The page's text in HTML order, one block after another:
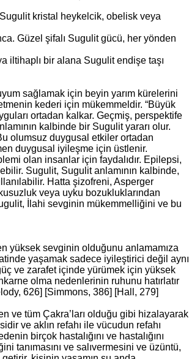
Sugulit kristal heykelcik, obelisk veya
Güzel şifalı Sugulit gücü, her yönden
iltihaplı bir alana Sugulit endişe taşı
sağlamak için beyin yarım kürelerini
kederi için mükemmeldir. “Büyük
ortadan kalkar. Geçmiş, perspektife
kalbinde bir Sugulit yararı olur.
olumsuz duygusal etkiler ortadan
duygusal iyileşme için üstlenir.
olan insanlar için faydalıdır. Epilepsi,
Sugulit, Sugulit anlamının kalbinde,
Hatta şizofreni, Asperger
veya uyku bozukluklarından
İlahi sevginin mükemmelliğini ve bu
yüksek sevginin olduğunu anlamamıza
yaşamak sadece iyileştirici değil aynı
ve zarafet içinde yürümek için yüksek
olma nedenlerinin ruhunu hatırlatır
626] [Simmons, 386] [Hall, 279]
ve tüm Çakra’ları olduğu gibi hizalayarak
ve aklın refahı ile vücudun refahı
birçok hastalığını ve hastalığını
tanımasını ve salıvermesini ve üzüntü,